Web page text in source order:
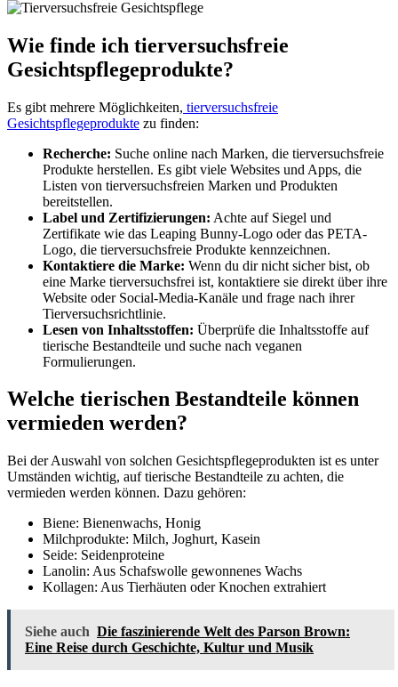
Wie finde ich tierversuchsfreie
Gesichtspflegeprodukte?
Es gibt mehrere Möglichkeiten, tierversuchsfreie
Gesichtspflegeprodukte zu finden:
Recherche: Suche online nach Marken, die tierversuchsfreie
Produkte herstellen. Es gibt viele Websites und Apps, die
Listen von tierversuchsfreien Marken und Produkten
bereitstellen.
Label und Zertifizierungen: Achte auf Siegel und
Zertifikate wie das Leaping Bunny-Logo oder das PETA-
Logo, die tierversuchsfreie Produkte kennzeichnen.
Kontaktiere die Marke: Wenn du dir nicht sicher bist, ob
eine Marke tierversuchsfrei ist, kontaktiere sie direkt über ihre
Website oder Social-Media-Kanäle und frage nach ihrer
Tierversuchsrichtlinie.
Lesen von Inhaltsstoffen: Überprüfe die Inhaltsstoffe auf
tierische Bestandteile und suche nach veganen
Formulierungen.
Welche tierischen Bestandteile können
vermieden werden?
Bei der Auswahl von solchen Gesichtspflegeprodukten ist es unter
Umständen wichtig, auf tierische Bestandteile zu achten, die
vermieden werden können. Dazu gehören:
Biene: Bienenwachs, Honig
Milchprodukte: Milch, Joghurt, Kasein
Seide: Seidenproteine
Lanolin: Aus Schafswolle gewonnenes Wachs
Kollagen: Aus Tierhäuten oder Knochen extrahiert
Siehe auch Die faszinierende Welt des Parson Brown:
Eine Reise durch Geschichte, Kultur und Musik